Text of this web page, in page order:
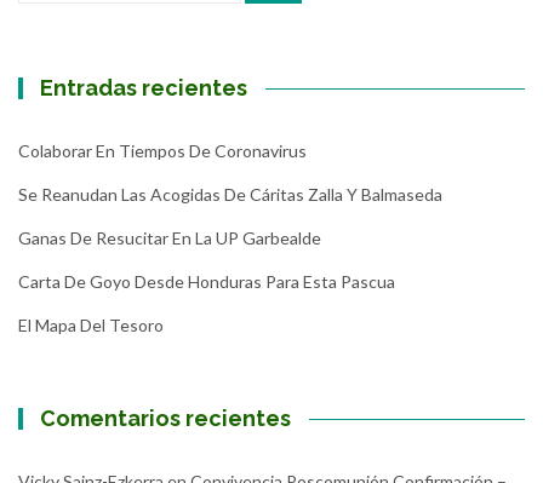
Entradas recientes
Colaborar En Tiempos De Coronavirus
Se Reanudan Las Acogidas De Cáritas Zalla Y Balmaseda
Ganas De Resucitar En La UP Garbealde
Carta De Goyo Desde Honduras Para Esta Pascua
El Mapa Del Tesoro
Comentarios recientes